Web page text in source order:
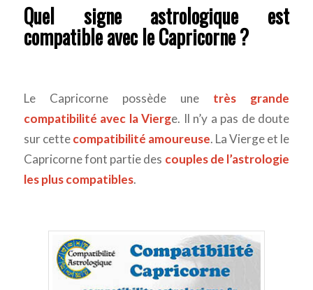
Quel signe astrologique est
compatible avec le Capricorne ?
Le Capricorne possède une très grande
compatibilité avec la Vierge. Il n’y a pas de doute
sur cettecompatibilité amoureuse. La Vierge et le
Capricorne font partie des couples de l’astrologie
les plus compatibles.